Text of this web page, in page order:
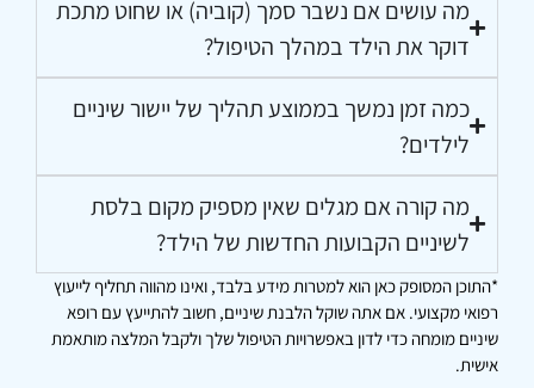
מה עושים אם נשבר סמך (קוביה) או שחוט מתכת
דוקר את הילד במהלך הטיפול?
כמה זמן נמשך בממוצע תהליך של יישור שיניים
לילדים?
מה קורה אם מגלים שאין מספיק מקום בלסת
לשיניים הקבועות החדשות של הילד?
*התוכן המסופק כאן הוא למטרות מידע בלבד, ואינו מהווה תחליף לייעוץ
רפואי מקצועי. אם אתה שוקל הלבנת שיניים, חשוב להתייעץ עם רופא
שיניים מומחה כדי לדון באפשרויות הטיפול שלך ולקבל המלצה מותאמת
אישית.